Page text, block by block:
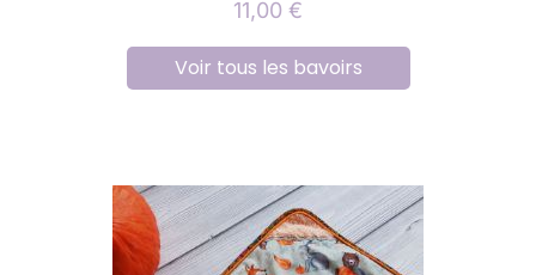
11,00 €
Voir tous les bavoirs